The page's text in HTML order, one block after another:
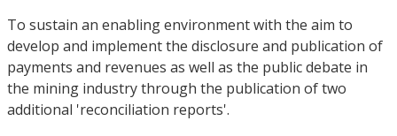
To sustain an enabling environment with the aim to
develop and implement the disclosure and publication of
payments and revenues as well as the public debate in
the mining industry through the publication of two
additional 'reconciliation reports'.